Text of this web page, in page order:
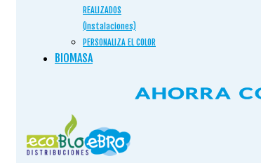
REALIZADOS
(Instalaciones)
PERSONALIZA EL COLOR
BIOMASA